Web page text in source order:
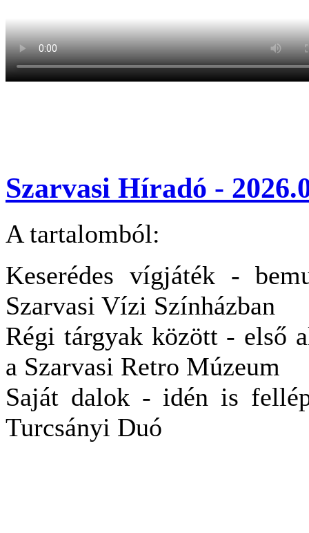
Szarvasi Híradó -
A tartalomból:
Keserédes vígjáték -
Szarvasi Vízi Színházban
Régi tárgyak között - első
a Szarvasi Retro Múzeum
Saját dalok - idén is
Turcsányi Duó